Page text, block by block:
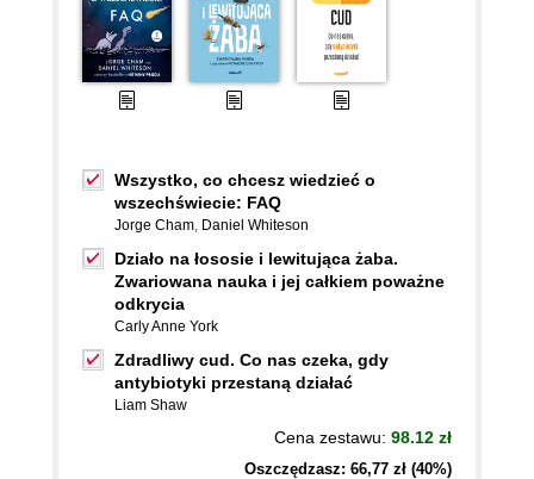
Wszystko, co chcesz wiedzieć o
wszechświecie: FAQ
Jorge Cham, Daniel Whiteson
Działo na łososie i lewitująca żaba.
Zwariowana nauka i jej całkiem poważne
odkrycia
Carly Anne York
Zdradliwy cud. Co nas czeka, gdy
antybiotyki przestaną działać
Liam Shaw
Cena zestawu: 98.12 zł
Oszczędzasz: 66,77 zł (40%)